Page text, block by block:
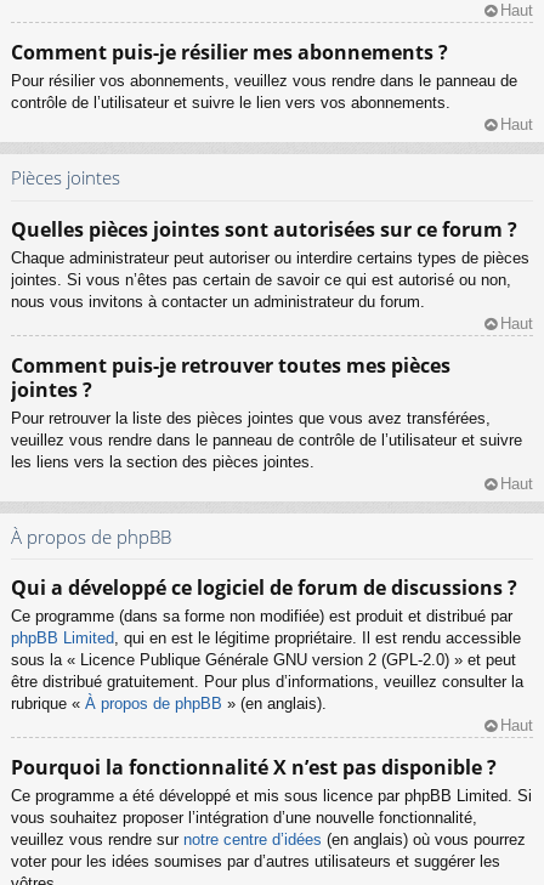
Haut
Comment puis-je résilier mes abonnements ?
Pour résilier vos abonnements, veuillez vous rendre dans le panneau de
contrôle de l’utilisateur et suivre le lien vers vos abonnements.
Haut
Pièces jointes
Quelles pièces jointes sont autorisées sur ce forum ?
Chaque administrateur peut autoriser ou interdire certains types de pièces
jointes. Si vous n’êtes pas certain de savoir ce qui est autorisé ou non,
nous vous invitons à contacter un administrateur du forum.
Haut
Comment puis-je retrouver toutes mes pièces
jointes ?
Pour retrouver la liste des pièces jointes que vous avez transférées,
veuillez vous rendre dans le panneau de contrôle de l’utilisateur et suivre
les liens vers la section des pièces jointes.
Haut
À propos de phpBB
Qui a développé ce logiciel de forum de discussions ?
Ce programme (dans sa forme non modifiée) est produit et distribué par
phpBB Limited, qui en est le légitime propriétaire. Il est rendu accessible
sous la « Licence Publique Générale GNU version 2 (GPL-2.0) » et peut
être distribué gratuitement. Pour plus d’informations, veuillez consulter la
rubrique « À propos de phpBB » (en anglais).
Haut
Pourquoi la fonctionnalité X n’est pas disponible ?
Ce programme a été développé et mis sous licence par phpBB Limited. Si
vous souhaitez proposer l’intégration d’une nouvelle fonctionnalité,
veuillez vous rendre sur notre centre d’idées (en anglais) où vous pourrez
voter pour les idées soumises par d’autres utilisateurs et suggérer les